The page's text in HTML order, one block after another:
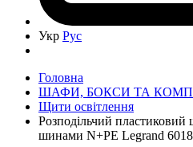
Укр Рус
Головна
ШАФИ, БОКСИ ТА
Щити освітлення
Розподільчий
шинами N+PE Legrand